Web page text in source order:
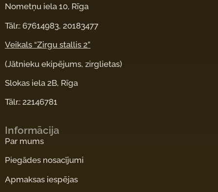
Nometņu iela 10, Rīga
Tālr.: 67614983, 20183477
Veikals “Zirgu stallis 2”
(Jātnieku ekipējums, zirglietas)
Slokas iela 2B, Rīga
Tālr.: 22146781
Informācija
Par mums
Piegādes nosacījumi
Apmaksas iespējas